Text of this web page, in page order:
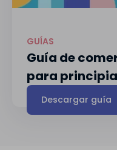
GUÍAS
Guía de
para
Descargar guía